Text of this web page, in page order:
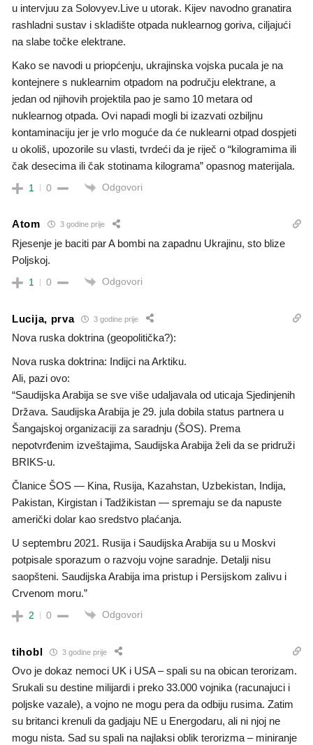
u intervjuu za Solovyev.Live u utorak. Kijev navodno granatira
rashladni sustav i skladište otpada nuklearnog goriva, ciljajući
na slabe točke elektrane.
Kako se navodi u priopćenju, ukrajinska vojska pucala je na
kontejnere s nuklearnim otpadom na području elektrane, a
jedan od njihovih projektila pao je samo 10 metara od
nuklearnog otpada. Ovi napadi mogli bi izazvati ozbiljnu
kontaminaciju jer je vrlo moguće da će nuklearni otpad dospjeti
u okoliš, upozorile su vlasti, tvrdeći da je riječ o “kilogramima ili
čak desecima ili čak stotinama kilograma” opasnog materijala.
1 0 Odgovori
Atom 3 godine prije
Rjesenje je baciti par A bombi na zapadnu Ukrajinu, sto blize
Poljskoj.
1 0 Odgovori
Lucija, prva 3 godine prije
Nova ruska doktrina (geopolitička?):
Nova ruska doktrina: Indijci na Arktiku.
Ali, pazi ovo:
“Saudijska Arabija se sve više udaljavala od uticaja Sjedinjenih
Država. Saudijska Arabija je 29. jula dobila status partnera u
Šangajskoj organizaciji za saradnju (ŠOS). Prema
nepotvrđenim izveštajima, Saudijska Arabija želi da se pridruži
BRIKS-u.
Članice ŠOS — Kina, Rusija, Kazahstan, Uzbekistan, Indija,
Pakistan, Kirgistan i Tadžikistan — spremaju se da napuste
američki dolar kao sredstvo plaćanja.
U septembru 2021. Rusija i Saudijska Arabija su u Moskvi
potpisale sporazum o razvoju vojne saradnje. Detalji nisu
saopšteni. Saudijska Arabija ima pristup i Persijskom zalivu i
Crvenom moru.”
2 0 Odgovori
tihobl 3 godine prije
Ovo je dokaz nemoci UK i USA – spali su na obican terorizam.
Srukali su destine milijardi i preko 33.000 vojnika (racunajuci i
poljske vazale), a vojno ne mogu pera da odbiju rusima. Zatim
su britanci krenuli da gadjaju NE u Energodaru, ali ni njoj ne
mogu nista. Sad su spali na najlaksi oblik terorizma – miniranje